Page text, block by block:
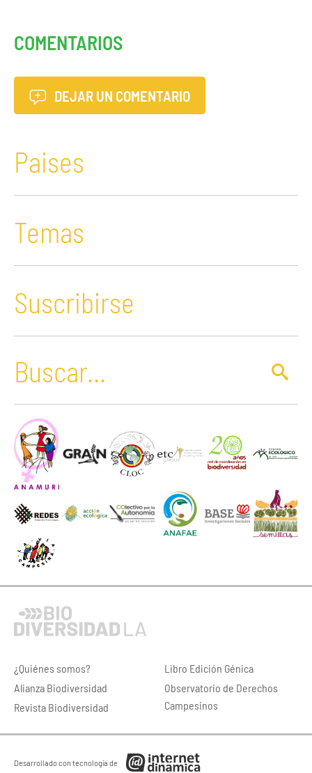
COMENTARIOS
DEJAR UN COMENTARIO
Paises
Temas
Suscribirse
¿Quiénes somos?
Alianza Biodiversidad
Revista Biodiversidad
Libro Edición Génica
Observatorio de Derechos
Campesinos